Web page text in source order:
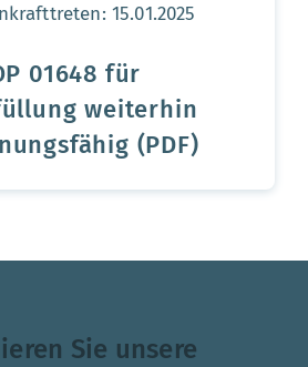
15.01.2025
01648 für
weiterhin
(PDF)
Sie unsere